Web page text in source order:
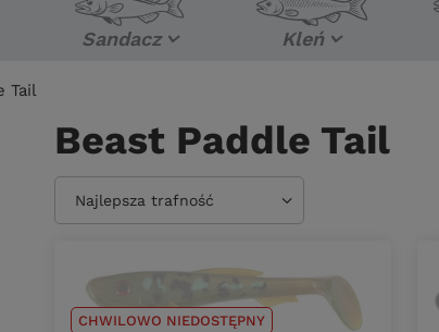
Sandacz Kleń
Tail
Beast Paddle Tail
Zmień sortowanie
Najlepsza trafność
CHWILOWO NIEDOSTĘPNY